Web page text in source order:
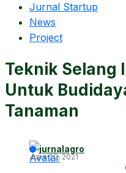
Jurnal Startup
News
Project
Teknik Selang
Untuk
Tanaman
jurnalagro
June 20, 2021